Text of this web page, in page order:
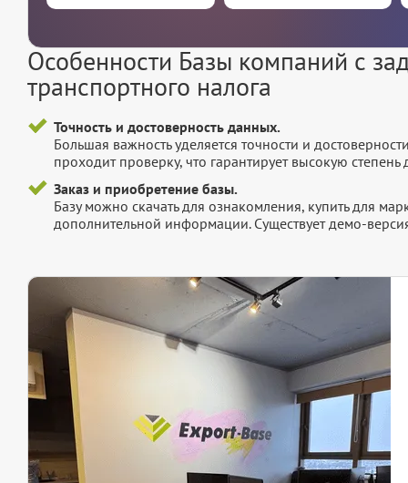
Особенности Базы компаний с
транспортного налога
Точность и достоверность данных.
Большая важность уделяется точности и
проходит проверку, что гарантирует высокую
Заказ и приобретение базы.
Базу можно скачать для ознакомления, купить для
дополнительной информации. Существует демо-